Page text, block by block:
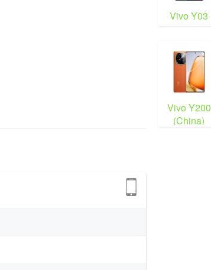
Vivo Y03
Vivo Y200
(China)